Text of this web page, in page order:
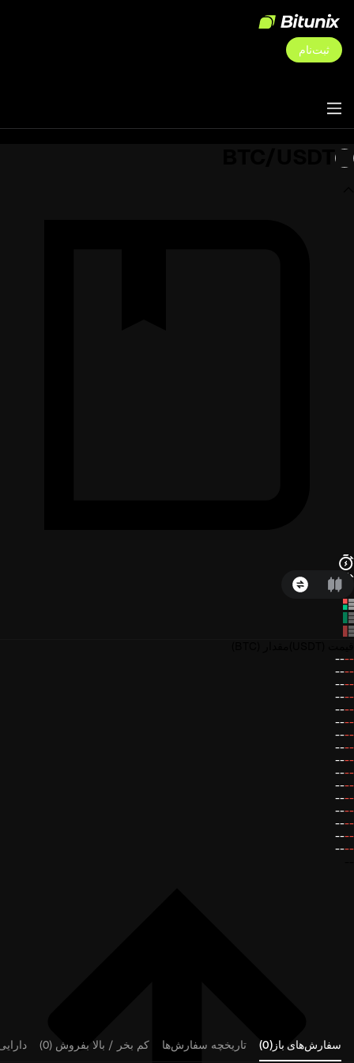
ثبت‌نام
--
--
--
--
--
--
--
--
--
--
--
--
--
--
--
--
--
--
--
--
--
--
--
--
--
--
--
--
--
--
--
--
سفارش‌های باز(0) تاریخچه سفارش‌ها کم بخر / بالا بفروش (0)